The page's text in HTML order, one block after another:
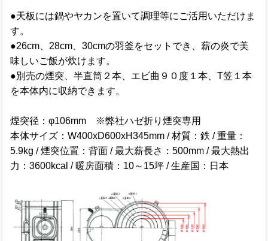
●天板には鍋やヤカンを置いて調理等にご活用いただけま
す。
●26cm、28cm、30cmの羽釜をセットでき、薪の炎で美
味しいご飯が炊けます。
●別売の煙突、半直筒２本、エビ曲９０度１本、T笠１本
を本体内に収納できます。
煙突径：φ106mm ※弊社ハゼ折り煙突専用
本体サイズ：W400xD600xH345mm / 材質：鉄 / 重量：
5.9kg / 煙突位置：背面 / 最大薪長さ：500mm / 最大熱出
力：3600kcal / 暖房面積：10～15坪 / 生産国：日本